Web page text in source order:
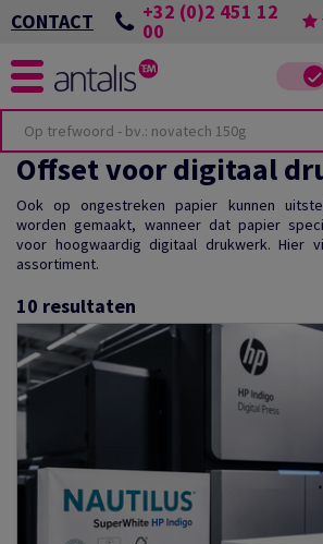
CONTACT +32 (0)2 451 12
00
Offset voor digitaal
Ook op ongestreken papier kunnen
worden gemaakt, wanneer dat papier
voor hoogwaardig digitaal drukwerk. Hier
assortiment.
10 resultaten